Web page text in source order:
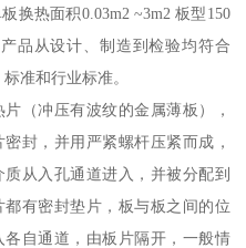
换热面积0.03m2 ~3m2 板型150
品从设计、制造到检验均符合
准和行业标准。
（冲压有波纹的金属薄板），
封，并用严紧螺杆压紧而成，
从入孔通道进入，并被分配到
有密封垫片，板与板之间的位
自通道，由板片隔开，一般情